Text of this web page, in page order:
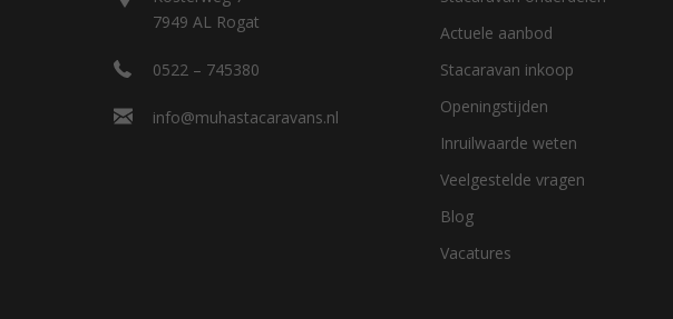
7949 AL Rogat
0522 – 745380
info@muhastacaravans.nl
Actuele aanbod
Stacaravan inkoop
Openingstijden
Inruilwaarde weten
Veelgestelde vragen
Blog
Vacatures